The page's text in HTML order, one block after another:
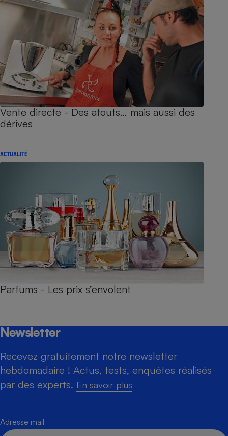
Vente directe - Des atouts… mais aussi des
dérives
ACTUALITÉ
Parfums - Les prix s’envolent
Newsletter
Recevez gratuitement notre newsletter
hebdomadaire ! Actus, tests, enquêtes réalisés
par des experts. En savoir plus
Adresse mail